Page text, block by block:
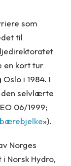
som
til
en kort tur
i 1984. I
den selvlærte
06/1999;
»).
Norges
Norsk Hydro,